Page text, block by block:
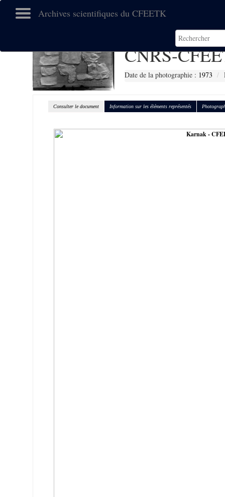
Archives scientifiques du CFEETK
CNRS-
Date de la photographie : 1973
Consulter le document Information sur les éléments représentés